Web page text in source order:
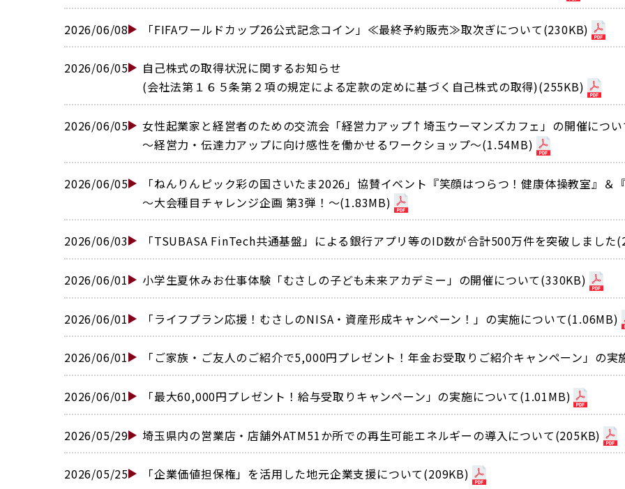
2026/06/08 「FIFAワールドカップ26公式記念コイン」≪最終予約販売≫取次ぎについて(230KB)
2026/06/05
自己株式の取得状況に関するお知らせ
(会社法第１６５条第２項の規定による定款の定めに基づく自己株式の取得)(255KB)
2026/06/05
女性起業家と経営者のための交流会「経営力アップ↑埼玉ウーマンズカフェ」の開催につ
〜経営力・伝達力アップに向け感性を働かせるワークショップ〜(1.54MB)
2026/06/05
「ねんりんピック彩の国さいたま2026」協賛イベント『笑顔はつらつ！健康体操教室』
〜大会種目チャレンジ企画 第3弾！〜(1.83MB)
2026/06/03 「TSUBASA FinTech共通基盤」による銀行アプリ等のID数が合計500万件を突破しました
2026/06/01 小学生夏休みお仕事体験「むさしの子ども未来アカデミー」の開催について(330KB)
2026/06/01 「ライフプラン応援！むさしのNISA・資産形成キャンペーン！」の実施について(1.06MB)
2026/06/01 「ご家族・ご友人のご紹介で5,000円プレゼント！年金お受取りご紹介キャンペーン」の
2026/06/01 「最大60,000円プレゼント！給与受取りキャンペーン」の実施について(1.01MB)
2026/05/29 埼玉県内の営業店・店舗外ATM51か所での再生可能エネルギーの導入について(205KB)
2026/05/25 「企業価値担保権」を活用した地元企業支援について(209KB)